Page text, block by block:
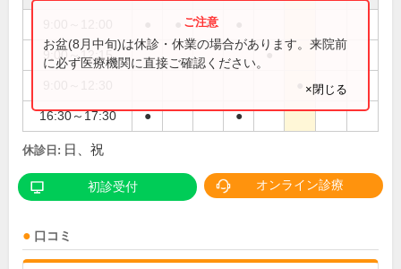
●
9:00～12:15 ●
16:30～17:30 ● ●
お盆(8月中旬)は休診・休業の場合があります。来院前
に必ず医療機関に直接ご確認ください。
×閉じる
休診日: 日、祝
初診受付 オンライン診療
口コミ